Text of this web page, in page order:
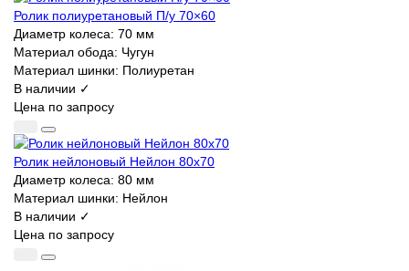
Ролик полиуретановый П/у 70×60
Диаметр колеса: 70 мм
Материал обода: Чугун
Материал шинки: Полиуретан
В наличии ✓
Цена по запросу
Ролик нейлоновый Нейлон 80х70
Диаметр колеса: 80 мм
Материал шинки: Нейлон
В наличии ✓
Цена по запросу